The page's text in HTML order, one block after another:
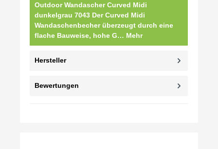
Outdoor Wandascher Curved Midi
dunkelgrau 7043 Der Curved Midi
Wandaschenbecher überzeugt durch eine
flache Bauweise, hohe G… Mehr
Hersteller
Bewertungen